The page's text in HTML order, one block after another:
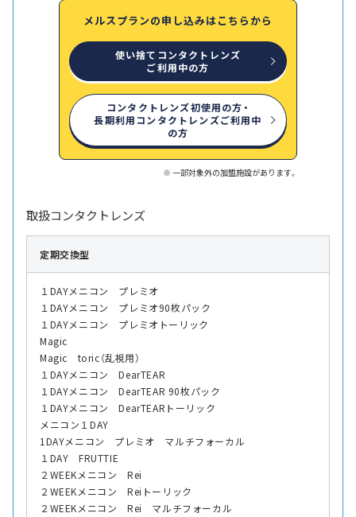
メルスプランの申し込みはこちらから
使い捨てコンタクトレンズ
ご利用中の方
コンタクトレンズ初使用の方・
長期利用コンタクトレンズご利用中
の方
一部対象外の加盟施設があります。
取扱コンタクトレンズ
定期交換型
１DAYメニコン プレミオ
１DAYメニコン プレミオ90枚パック
１DAYメニコン プレミオトーリック
Magic
Magic toric（乱視用）
１DAYメニコン DearTEAR
１DAYメニコン DearTEAR 90枚パック
１DAYメニコン DearTEARトーリック
メニコン１DAY
1DAYメニコン プレミオ マルチフォーカル
１DAY FRUTTIE
２WEEKメニコン Rei
２WEEKメニコン Reiトーリック
２WEEKメニコン Rei マルチフォーカル